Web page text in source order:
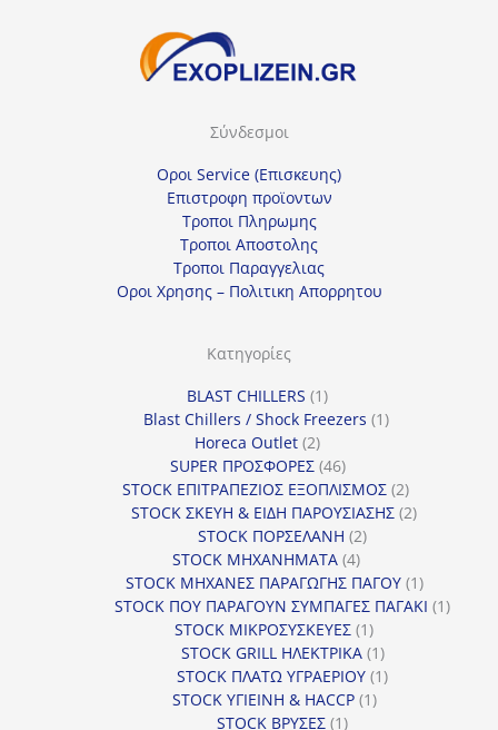
Σύνδεσμοι
Οροι Service (Επισκευης)
Επιστροφη προϊοντων
Τροποι Πληρωμης
Τροποι Αποστολης
Τροποι Παραγγελιας
Οροι Χρησης – Πολιτικη Απορρητου
Κατηγορίες
BLAST CHILLERS 11
προϊόν
Blast Chillers / Shock Freezers 11
Horeca Outlet 22
προϊόντα
SUPER ΠΡΟΣΦΟΡΕΣ 4646
προϊόντα
STOCK ΕΠΙΤΡΑΠΕΖΙΟΣ ΕΞΟΠΛΙΣΜΟΣ 22
προϊόντα
STOCK ΣΚΕΥΗ & ΕΙΔΗ ΠΑΡΟΥΣΙΑΣΗΣ 22
STOCK ΠΟΡΣΕΛΑΝΗ 22
STOCK ΜΗΧΑΝΗΜΑΤΑ 44
προϊόντα
STOCK ΜΗΧΑΝΕΣ ΠΑΡΑΓΩΓΗΣ ΠΑΓΟΥ 11
προϊόν
STOCK ΠΟΥ ΠΑΡΑΓΟΥΝ ΣΥΜΠΑΓΕΣ ΠΑΓΑΚΙ 11
STOCK ΜΙΚΡΟΣΥΣΚΕΥΕΣ 11
προϊόν
STOCK GRILL ΗΛΕΚΤΡΙΚΑ 11
προϊόν
STOCK ΠΛΑΤΩ ΥΓΡΑΕΡΙΟΥ 11
STOCK ΥΓΙΕΙΝΗ & HACCP 11
STOCK ΒΡΥΣΕΣ 11